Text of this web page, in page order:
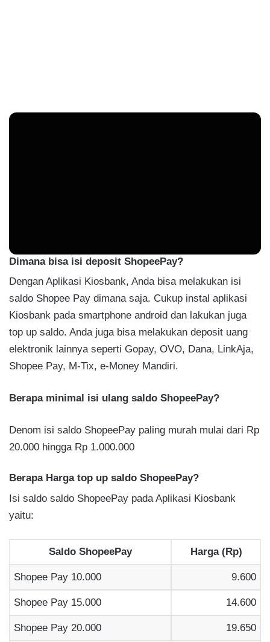
Dimana bisa isi deposit ShopeePay?
Dengan Aplikasi Kiosbank, Anda bisa melakukan isi
saldo Shopee Pay dimana saja. Cukup instal aplikasi
Kiosbank pada smartphone android dan lakukan juga
top up saldo. Anda juga bisa melakukan deposit uang
elektronik lainnya seperti Gopay, OVO, Dana, LinkAja,
Shopee Pay, M-Tix, e-Money Mandiri.
Berapa minimal isi ulang saldo ShopeePay?
Denom isi saldo ShopeePay paling murah mulai dari Rp
20.000 hingga Rp 1.000.000
Berapa Harga top up saldo ShopeePay?
Isi saldo saldo ShopeePay pada Aplikasi Kiosbank
yaitu:
Saldo ShopeePay Harga (Rp)
Shopee Pay 10.000 9.600
Shopee Pay 15.000 14.600
Shopee Pay 20.000 19.650